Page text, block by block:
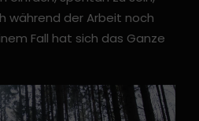
während der Arbeit noch
Fall hat sich das Ganze